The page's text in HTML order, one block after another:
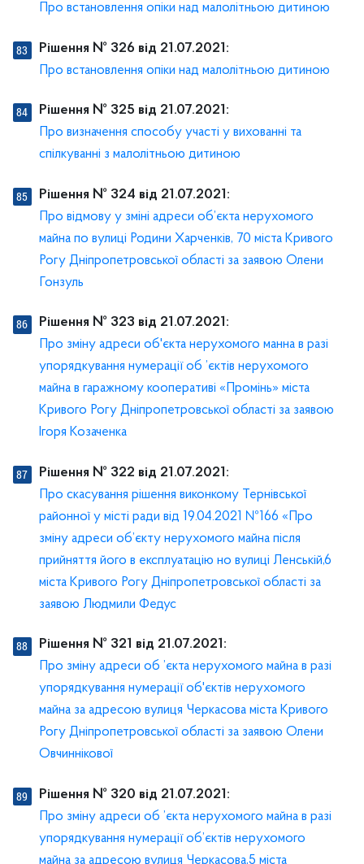
Про встановлення опіки над малолітньою дитиною
Рішення № 326 від 21.07.2021:
Про встановлення опіки над малолітньою дитиною
Рішення № 325 від 21.07.2021:
Про визначення способу участі у вихованні та
спілкуванні з малолітньою дитиною
Рішення № 324 від 21.07.2021:
Про відмову у зміні адреси об’єкта нерухомого
майна по вулиці Родини Харченків, 70 міста Кривого
Рогу Дніпропетровської області за заявою Олени
Гонзуль
Рішення № 323 від 21.07.2021:
Про зміну адреси об'єкта нерухомого манна в разі
упорядкування нумерації об ’єктів нерухомого
майна в гаражному кооперативі «Промінь» міста
Кривого Рогу Дніпропетровської області за заявою
Ігоря Козаченка
Рішення № 322 від 21.07.2021:
Про скасування рішення виконкому Тернівської
районної у місті ради від 19.04.2021 №166 «Про
зміну адреси об’єкту нерухомого майна після
прийняття його в експлуатацію но вулиці Ленській,6
міста Кривого Рогу Дніпропетровської області за
заявою Людмили Федус
Рішення № 321 від 21.07.2021:
Про зміну адреси об ’єкта нерухомого майна в разі
упорядкування нумерації об'єктів нерухомого
майна за адресою вулиця Черкасова міста Кривого
Рогу Дніпропетровської області за заявою Олени
Овчиннікової
Рішення № 320 від 21.07.2021:
Про зміну адреси об ’єкта нерухомого майна в разі
упорядкування нумерації об’єктів нерухомого
майна за адресою вулиця Черкасова,5 міста